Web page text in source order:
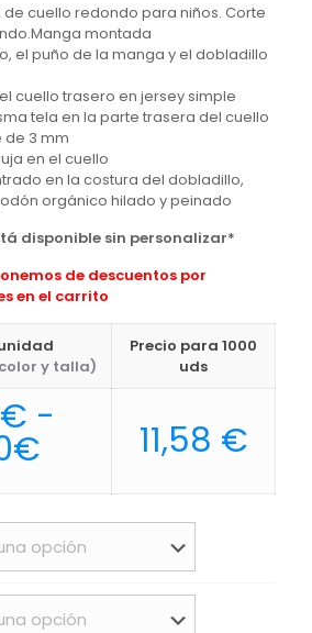
cuello redondo para niños. Corte
montada
el puño de la manga y el dobladillo
cuello trasero en jersey simple
tela en la parte trasera del cuello
3 mm
en el cuello
en la costura del dobladillo,
orgánico hilado y peinado
disponible sin personalizar*
de descuentos por
en el carrito
y talla)
Precio para 1000
uds
€ -
€Rango
precios:
desde
22,50€
hasta
11,58 €